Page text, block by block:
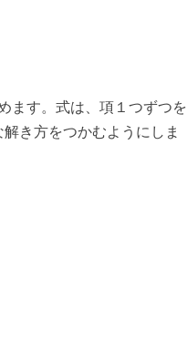
ます。式は、項１つずつを
き方をつかむようにしま